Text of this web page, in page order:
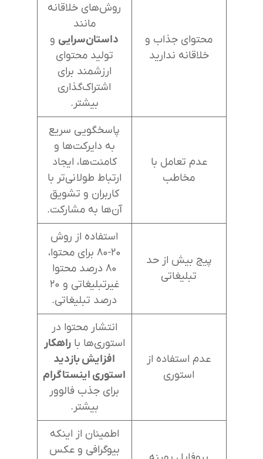
محتوای جذاب و
خلاقانه ندارید
روش‌های خلاقانه
مانند
داستان‌سرایی و
تولید محتوای
ارزشمند برای
اشتراک‌گذاری
بیشتر.
عدم تعامل با
مخاطب
پاسخگویی سریع
به دایرکت‌ها و
کامنت‌ها، ایجاد
ارتباط طولانی‌تر با
کاربران و تشویق
آن‌ها به مشارکت.
پیج بیش از حد
تبلیغاتی
استفاده از روش
۲۰-۸۰ برای محتوا،
۸۰ درصد محتوا
غیرتبلیغاتی و ۲۰
درصد تبلیغاتی.
عدم استفاده از
استوری
انتشار محتوا در
استوری‌ها باراهکار
افزایش بازدید
استوری اینستاگرام
برای جذب فالوور
بیشتر.
اطمینان از اینکه
بیوگرافی و عکس